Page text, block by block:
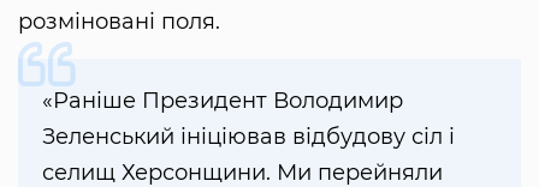
розміновані поля.
«Раніше Президент Володимир
Зеленський ініціював відбудову сіл і
селищ Херсонщини. Ми перейняли